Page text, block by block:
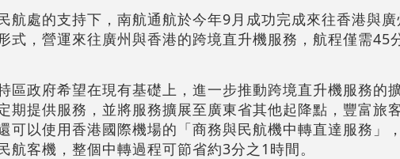
航處的支持下，南航通航於今年9月成功完成來往香港與
式，營運來往廣州與香港的跨境直升機服務，航程僅需45
區政府希望在現有基礎上，進一步推動跨境直升機服務的
期提供服務，並將服務擴展至廣東省其他起降點，豐富旅
可以使用香港國際機場的「商務與民航機中轉直達服務」
航客機，整個中轉過程可節省約3分之1時間。